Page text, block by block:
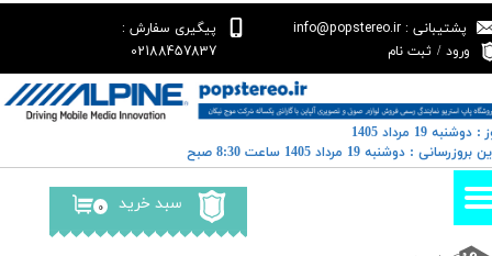
پشتیبانی : info@popstereo.ir
پیگیری سفارش :
02188457837
ورود / ثبت نام
حساب کاربری من
تغییر گذر واژه
سفارشات
خروج از حساب کاربری
۰ سبد خرید
19 مرداد 1405
: دوشنبه 19 مرداد 1405 ساعت 8:30 صبح